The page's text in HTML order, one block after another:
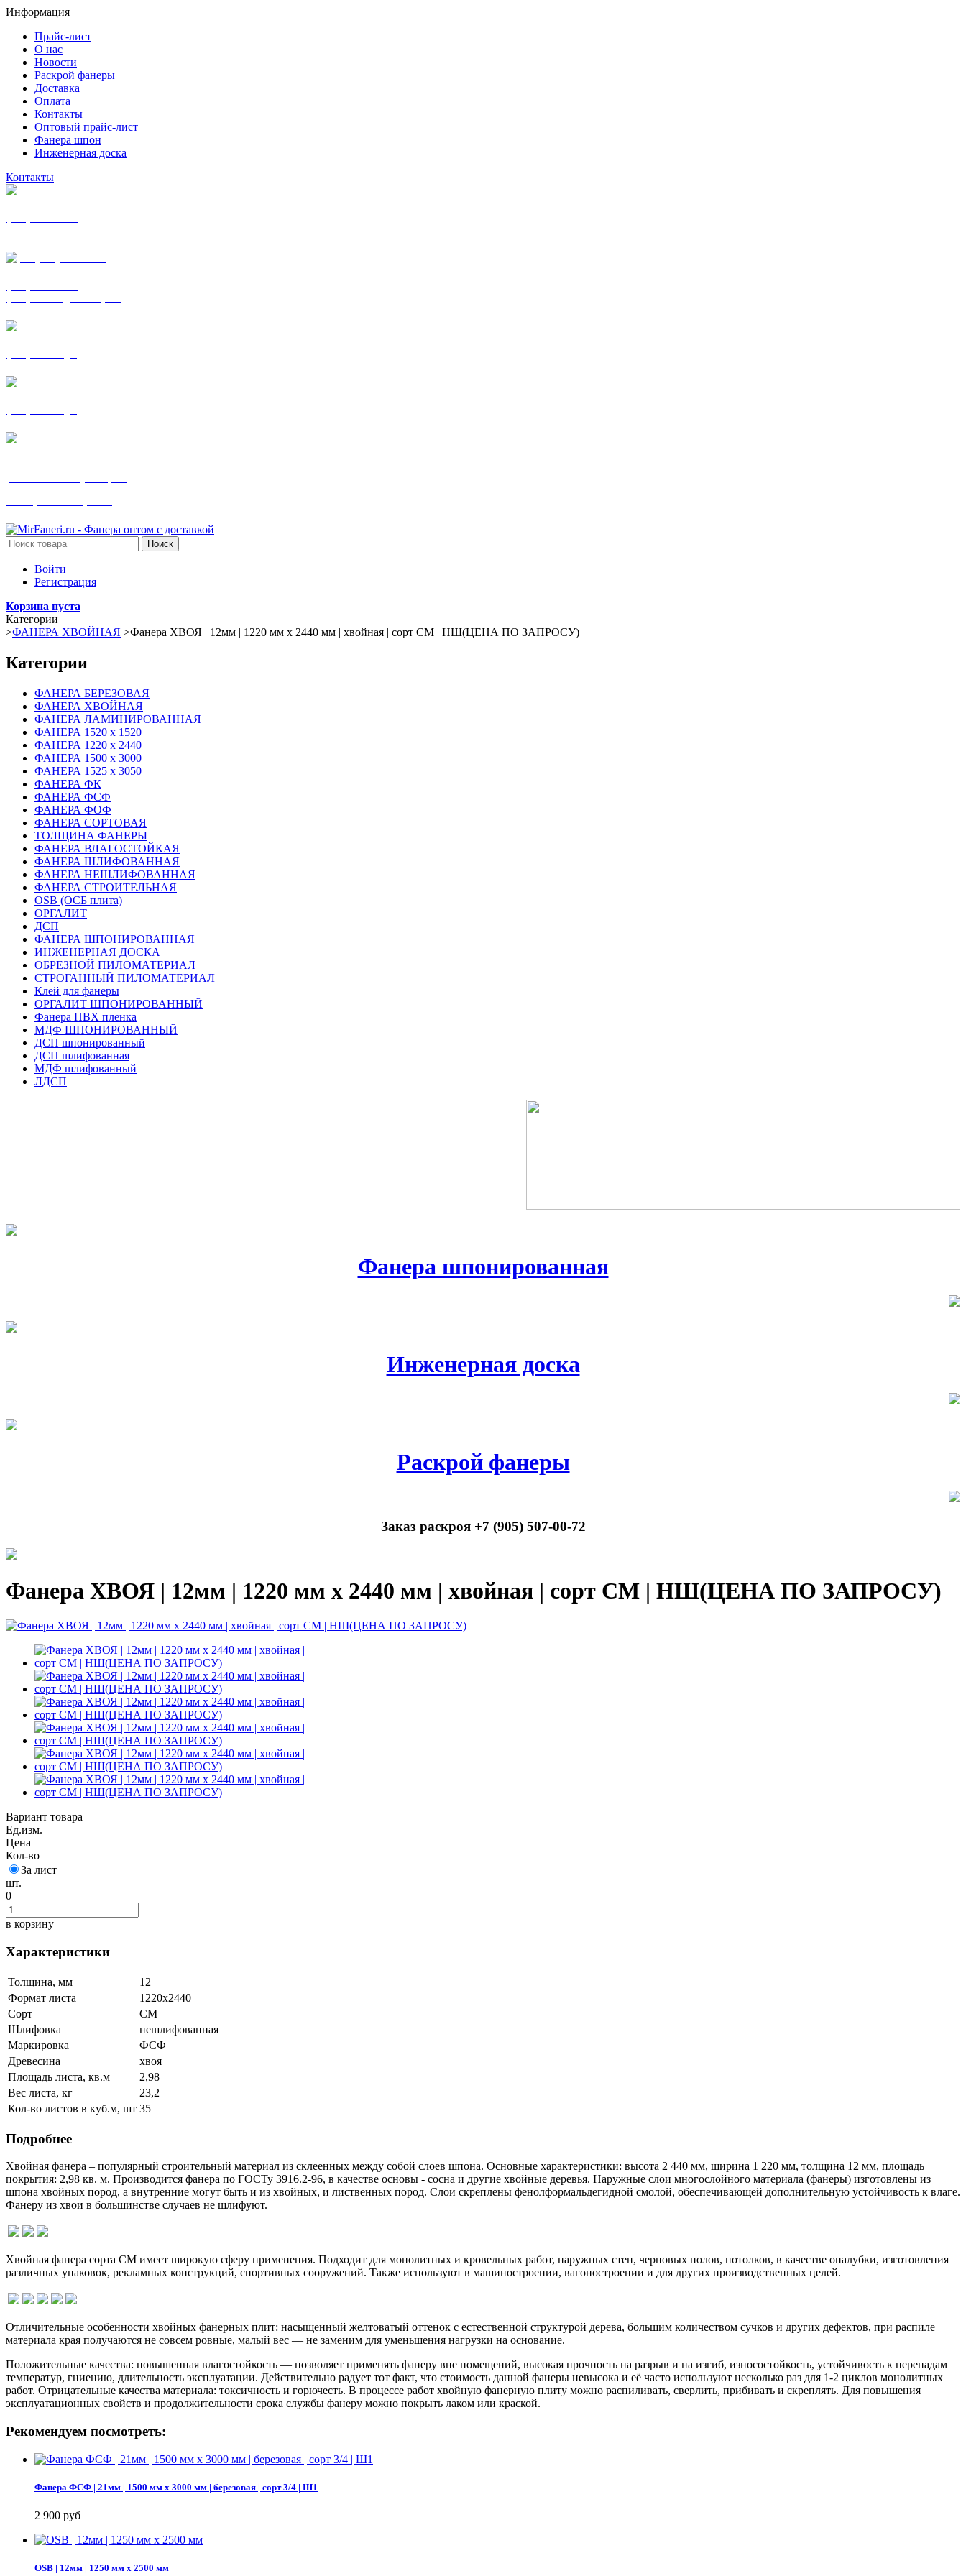
Информация
Прайс-лист
О нас
Новости
Раскрой фанеры
Доставка
Оплата
Контакты
Оптовый прайс-лист
Фанера шпон
Инженерная доска
Контакты
Поиск
Войти
Регистрация
Корзина пуста
Категории
>ФАНЕРА ХВОЙНАЯ >Фанера ХВОЯ | 12мм | 1220 мм х 2440 мм | хвойная | сорт СМ | НШ(ЦЕНА ПО ЗАПРОСУ)
Категории
ФАНЕРА БЕРЕЗОВАЯ
ФАНЕРА ХВОЙНАЯ
ФАНЕРА ЛАМИНИРОВАННАЯ
ФАНЕРА 1520 х 1520
ФАНЕРА 1220 х 2440
ФАНЕРА 1500 х 3000
ФАНЕРА 1525 х 3050
ФАНЕРА ФК
ФАНЕРА ФСФ
ФАНЕРА ФОФ
ФАНЕРА СОРТОВАЯ
ТОЛЩИНА ФАНЕРЫ
ФАНЕРА ВЛАГОСТОЙКАЯ
ФАНЕРА ШЛИФОВАННАЯ
ФАНЕРА НЕШЛИФОВАННАЯ
ФАНЕРА СТРОИТЕЛЬНАЯ
OSB (ОСБ плита)
ОРГАЛИТ
ДСП
ФАНЕРА ШПОНИРОВАННАЯ
ИНЖЕНЕРНАЯ ДОСКА
ОБРЕЗНОЙ ПИЛОМАТЕРИАЛ
СТРОГАННЫЙ ПИЛОМАТЕРИАЛ
Клей для фанеры
ОРГАЛИТ ШПОНИРОВАННЫЙ
Фанера ПВХ пленка
МДФ ШПОНИРОВАННЫЙ
ДСП шпонированный
ДСП шлифованная
МДФ шлифованный
ЛДСП
Фанера шпонированная
Инженерная доска
Раскрой фанеры
Заказ раскроя +7 (905) 507-00-72
Фанера ХВОЯ | 12мм | 1220 мм х 2440 мм | хвойная | сорт СМ | НШ(ЦЕНА ПО ЗАПРОСУ)
Вариант товара
Ед.изм.
Цена
Кол-во
За лист
шт.
0
в корзину
Характеристики
Толщина, мм
12
Формат листа
1220х2440
Сорт
СМ
Шлифовка
нешлифованная
Маркировка
ФСФ
Древесина
хвоя
Площадь листа, кв.м
2,98
Вес листа, кг
23,2
Кол-во листов в куб.м, шт 35
Подробнее
Хвойная фанера – популярный строительный материал из склеенных между собой слоев шпона. Основные характеристики: высота 2 440 мм, ширина 1 220 мм, толщина 12 мм, площадь
покрытия: 2,98 кв. м. Производится фанера по ГОСТу 3916.2-96, в качестве основы - сосна и другие хвойные деревья. Наружные слои многослойного материала (фанеры) изготовлены из
шпона хвойных пород, а внутренние могут быть и из хвойных, и лиственных пород. Слои скреплены фенолформальдегидной смолой, обеспечивающей дополнительную устойчивость к влаге.
Фанеру из хвои в большинстве случаев не шлифуют.
Хвойная фанера сорта СМ имеет широкую сферу применения. Подходит для монолитных и кровельных работ, наружных стен, черновых полов, потолков, в качестве опалубки, изготовления
различных упаковок, рекламных конструкций, спортивных сооружений. Также используют в машиностроении, вагоностроении и для других производственных целей.
Отличительные особенности хвойных фанерных плит: насыщенный желтоватый оттенок с естественной структурой дерева, большим количеством сучков и других дефектов, при распиле
материала края получаются не совсем ровные, малый вес — не заменим для уменьшения нагрузки на основание.
Положительные качества: повышенная влагостойкость — позволяет применять фанеру вне помещений, высокая прочность на разрыв и на изгиб, износостойкость, устойчивость к перепадам
температур, гниению, длительность эксплуатации. Действительно радует тот факт, что стоимость данной фанеры невысока и её часто используют несколько раз для 1-2 циклов монолитных
работ. Отрицательные качества материала: токсичность и горючесть. В процессе работ хвойную фанерную плиту можно распиливать, сверлить, прибивать и скреплять. Для повышения
эксплуатационных свойств и продолжительности срока службы фанеру можно покрыть лаком или краской.
Рекомендуем посмотреть:
Фанера ФСФ | 21мм | 1500 мм х 3000 мм | березовая | сорт 3/4 | Ш1
2 900 руб
OSB | 12мм | 1250 мм х 2500 мм